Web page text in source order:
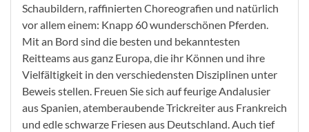
Schaubildern, raffinierten Choreografien und natürlich
vor allem einem: Knapp 60 wunderschönen Pferden.
Mit an Bord sind die besten und bekanntesten
Reitteams aus ganz Europa, die ihr Können und ihre
Vielfältigkeit in den verschiedensten Disziplinen unter
Beweis stellen. Freuen Sie sich auf feurige Andalusier
aus Spanien, atemberaubende Trickreiter aus Frankreich
und edle schwarze Friesen aus Deutschland. Auch tief